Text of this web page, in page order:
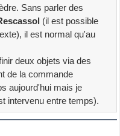
Sans parler des
(il est possible
il est normal qu'au
deux objets via des
de la commande
aujourd'hui mais je
intervenu entre temps).